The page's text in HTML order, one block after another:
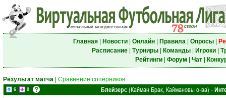
Главная| Новости| Онлайн| Правила| Опросы|
Расписание| Турниры| Команды| Игроки|
Рейтинги| Форум Чат|
Результат матча Сравнение соперников
6 0 Блейзерс(Кайман Брак, Каймановы о-ва) -